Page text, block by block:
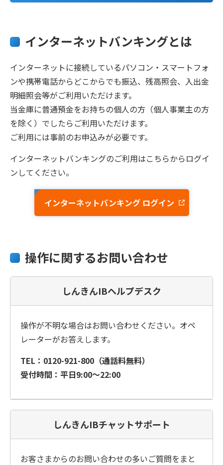
インターネットバンキングとは
インターネットに接続しているパソコン・スマートフォ
ンや携帯電話からどこからでも振込、残高照会、入出金
明細照会等がご利用いただけます。
当金庫に普通預金をお持ちの個人の方（個人事業主の方
を除く）でしたらご利用いただけます。
ご利用には事前のお申込みが必要です。
インターネットバンキングのご利用はこちらからログイ
ンしてください。
インターネットバンキング ログイン
操作に関するお問い合わせ
しんきんIBヘルプデスク
操作が不明な場合はお問い合わせください。オペ
レーターがお答えします。
TEL：0120-921-800（通話料無料）
受付時間：平日9:00～22:00
しんきんIBチャットサポート
お客さまからのお問い合わせの多いご質問をまと